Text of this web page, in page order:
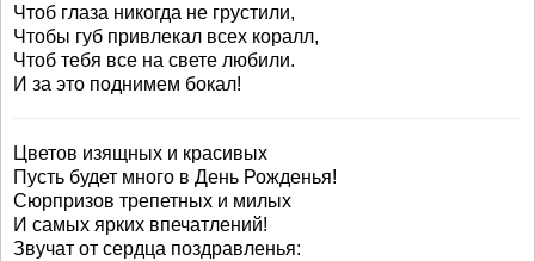
Чтоб глаза никогда не грустили,
Чтобы губ привлекал всех коралл,
Чтоб тебя все на свете любили.
И за это поднимем бокал!
Цветов изящных и красивых
Пусть будет много в День Рожденья!
Сюрпризов трепетных и милых
И самых ярких впечатлений!
Звучат от сердца поздравленья: